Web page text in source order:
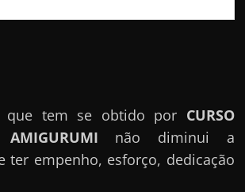
que tem se obtido por CURSO
AMIGURUMI não diminui a
ter empenho, esforço, dedicação